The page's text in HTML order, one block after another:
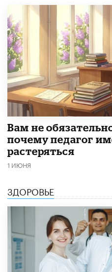
​Вам не
почему педагог
растеряться
1 ИЮНЯ
ЗДОРОВЬЕ